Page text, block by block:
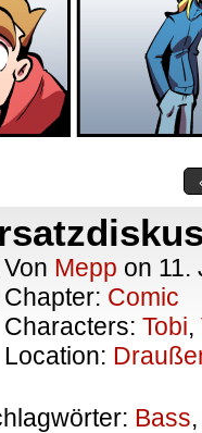
Von Mepp on 11.
Chapter: Comic
Characters: Tobi,
Location:
Bass